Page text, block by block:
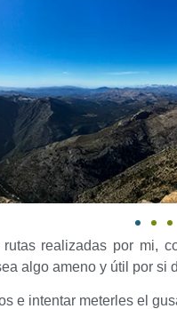
realizadas por mi,
algo ameno y útil por
e intentar meterles el